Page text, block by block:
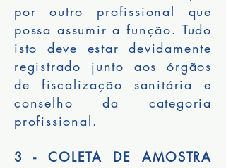
por outro profissional que
possa assumir a função. Tudo
isto deve estar devidamente
registrado junto aos órgãos
de fiscalização sanitária e
conselho da categoria
profissional.
3 - COLETA DE AMOSTRA